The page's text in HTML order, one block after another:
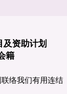
及资助计划
籍
联络我们有用连结